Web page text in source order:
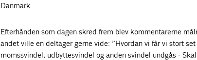
Danmark.
Efterhånden som dagen skred frem blev kommentarerne
andet ville en deltager gerne vide: ”Hvordan vi får vi stort
momssvindel, udbyttesvindel og anden svindel undgås -